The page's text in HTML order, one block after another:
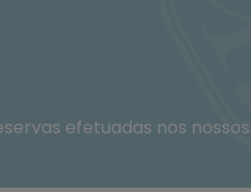
efetuadas nos